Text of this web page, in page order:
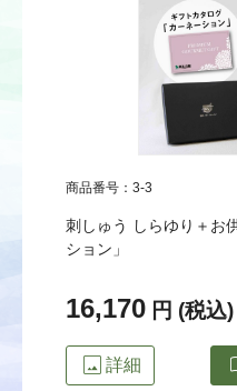
商品番号：3-3
刺しゅう しらゆり＋お
ション」
16,170 円 (税込)
image 詳細